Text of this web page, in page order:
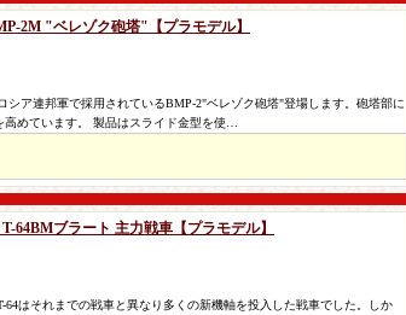
2M "ベレゾク砲塔"【プラモデル】
シア連邦軍で採用されているBMP-2"ベレゾク砲塔"登場します。砲塔部に
めています。 製品はスライド金型を使…
64BMブラート 主力戦車【プラモデル】
64はそれまでの戦車と異なり多くの新機軸を投入した戦車でした。しか